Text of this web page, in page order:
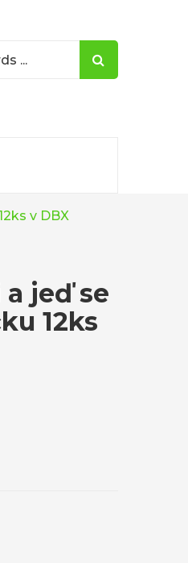
v DBX
jeď se
12ks